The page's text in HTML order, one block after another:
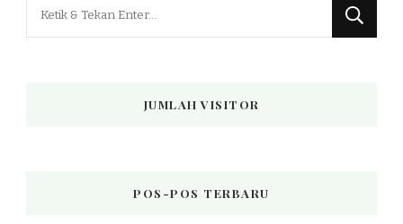
JUMLAH VISITOR
POS-POS TERBARU